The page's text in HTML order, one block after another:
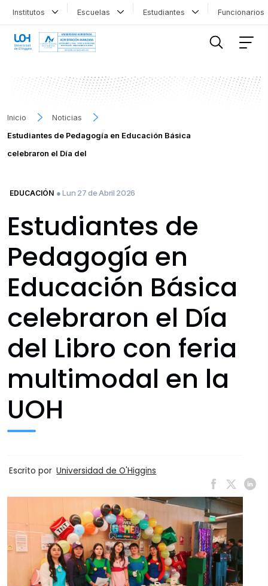
Institutos Escuelas Estudiantes
Inicio
Noticias
Estudiantes de Pedagogía en Educación Básica
celebraron el Día del
EDUCACIÓN ● Lun 27 de Abril 2026
Estudiantes de
Pedagogía en
Educación Básica
celebraron el Día
del Libro con feria
multimodal en la
UOH
Escrito por Universidad de O'Higgins